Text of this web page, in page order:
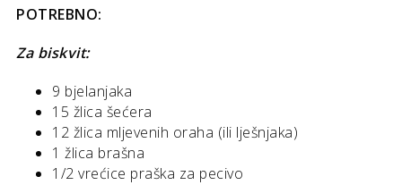
POTREBNO:
Za biskvit:
9 bjelanjaka
15 žlica šećera
12 žlica mljevenih oraha (ili lješnjaka)
1 žlica brašna
1/2 vrećice praška za pecivo